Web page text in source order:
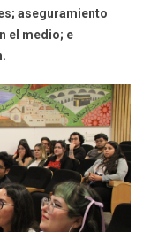
aseguramiento
el medio; e